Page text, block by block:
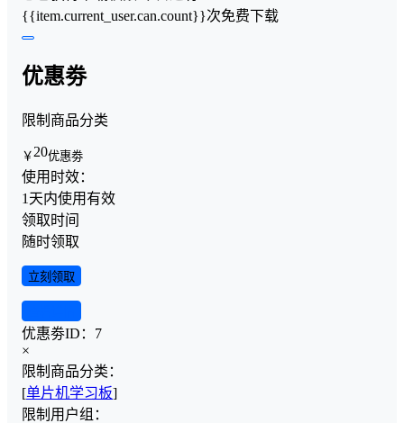
{{item.current_user.can.count}}次免费下载
优惠劵
限制商品分类
￥ 20优惠劵
使用时效：
1天内使用有效
领取时间
随时领取
立刻领取
优惠劵ID： 7
×
限制商品分类：
[单片机学习板]
限制用户组：